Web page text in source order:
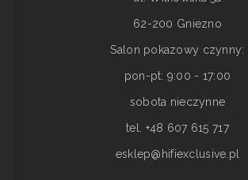
62-200 Gniezno
Salon pokazowy czynny:
pon-pt: 9:00 - 17:00
sobota nieczynne
tel. +48 607 615 717
esklep@hifiexclusive.pl